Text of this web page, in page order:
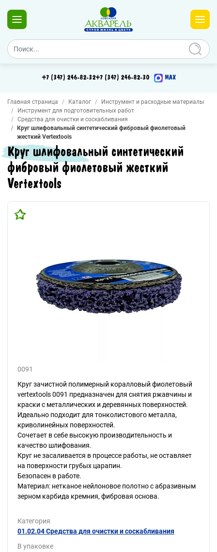
+7 (347) 246-82-32+7 (347) 246-82-30 MAX
Главная страница Каталог
Инструмент и расходные материалы
Инструмент для подготовительных работ
Средства для очистки и соскабливания
Круг шлифовальный синтетический фибровый фиолетовый
жесткий Vertextools
Круг шлифовальный синтетический
фибровый фиолетовый жесткий
Vertextools
0091
Круг зачистной полимерный коралловый фиолетовый
vertextools 0091 предназначен для снятия ржавчины и
краски с металлических и деревянных поверхностей.
Идеально подходит для тонколистового металла,
криволинейных поверхностей.
Сочетает в себе высокую производительность и
качество шлифования.
Круг не засаливается в процессе работы, не оставляет
на поверхности грубых царапин.
Безопасен в работе.
Материал: нетканое нейлоновое полотно с абразивным
зерном карбида кремния, фибровая основа.
Категория
01.02.04 Средства для очистки и соскабливания
В упаковке